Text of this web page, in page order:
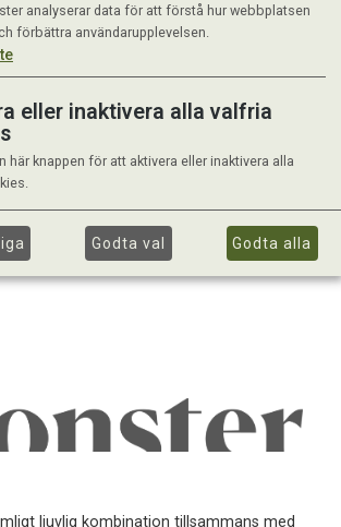
ljuvlig kombination tillsammans med
analyserar data för att förstå hur webbplatsen
förbättra användarupplevelsen.
eller inaktivera alla valfria
här knappen för att aktivera eller inaktivera alla
Godta val Godta alla